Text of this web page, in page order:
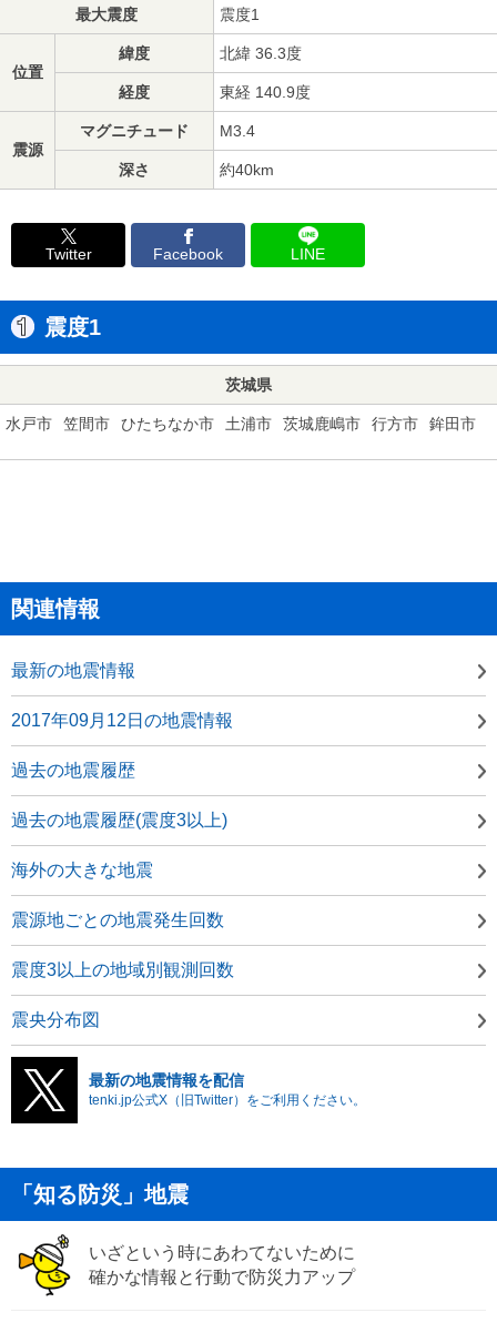
最大震度 震度1
位置
緯度 北緯 36.3度
経度 東経 140.9度
震源
マグニチュード M3.4
深さ 約40km
Twitter Facebook LINE
震度1
茨城県
水戸市 笠間市 ひたちなか市 土浦市 茨城鹿嶋市 行方市 鉾田市
関連情報
最新の地震情報
2017年09月12日の地震情報
過去の地震履歴
過去の地震履歴(震度3以上)
海外の大きな地震
震源地ごとの地震発生回数
震度3以上の地域別観測回数
震央分布図
最新の地震情報を配信
tenki.jp公式X（旧Twitter）をご利用ください。
「知る防災」地震
いざという時にあわてないために
確かな情報と行動で防災力アップ